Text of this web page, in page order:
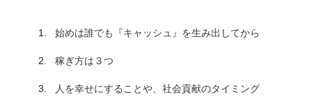
始めは誰でも『キャッシュ』を生み出してから
稼ぎ方は３つ
人を幸せにすることや、社会貢献のタイミング